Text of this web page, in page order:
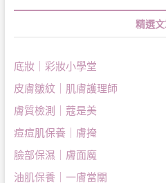
精選
底妝｜彩妝小學堂
皮膚皺紋｜肌膚護理師
膚質檢測｜蔻是美
痘痘肌保養｜膚掩
臉部保濕｜膚面魔
油肌保養｜一膚當關